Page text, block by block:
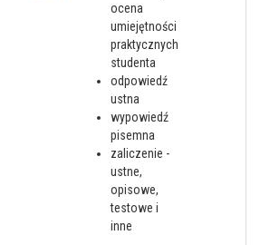
ocena
umiejętności
praktycznych
studenta
odpowiedź
ustna
wypowiedź
pisemna
zaliczenie -
ustne,
opisowe,
testowe i
inne